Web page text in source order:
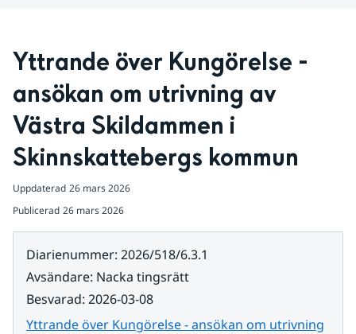
Yttrande över Kungörelse -
ansökan om utrivning av
Västra Skildammen i
Skinnskattebergs kommun
Uppdaterad 26 mars 2026
Publicerad 26 mars 2026
Diarienummer: 2026/518/6.3.1
Avsändare: Nacka tingsrätt
Besvarad: 2026-03-08
Yttrande över Kungörelse - ansökan om utrivning